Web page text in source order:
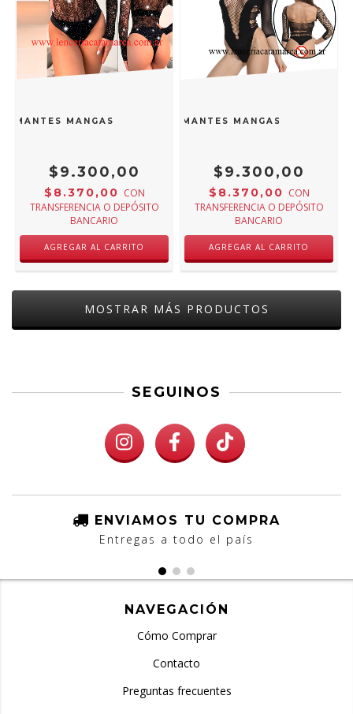
MANGAS LARGAS NEGRO 81730N
$9.300,00
$8.370,00 CON
TRANSFERENCIA O DEPÓSITO
BANCARIO
AGREGAR AL CARRITO
BODY DE RED CON DIAMANTES MANGAS LARGAS
$9.300,00
$8.370,00 CON
TRANSFERENCIA O DEPÓSITO
BANCARIO
AGREGAR AL CARRITO
MOSTRAR MÁS PRODUCTOS
SEGUINOS
ENVIAMOS TU COMPRA
Entregas a todo el país
NAVEGACIÓN
Cómo Comprar
Contacto
Preguntas frecuentes